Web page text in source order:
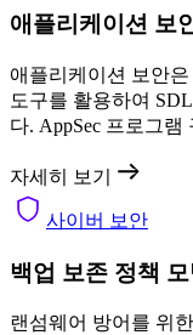
애플리케이션 보
애플리케이션 보안
도구를 활용하여
다. AppSec 프로그
자세히 보기
사이버 보안
백업 보존 정책
랜섬웨어 방어를 위